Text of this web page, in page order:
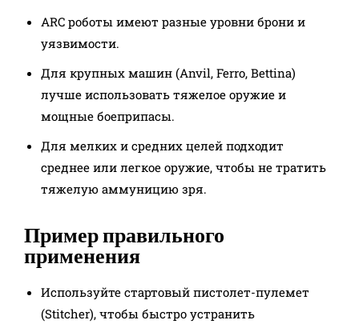
ARC роботы имеют разные уровни брони и
уязвимости.
Для крупных машин (Anvil, Ferro, Bettina)
лучше использовать тяжелое оружие и
мощные боеприпасы.
Для мелких и средних целей подходит
среднее или легкое оружие, чтобы не тратить
тяжелую аммуницию зря.
Пример правильного
применения
Используйте стартовый пистолет-пулемет
(Stitcher), чтобы быстро устранить